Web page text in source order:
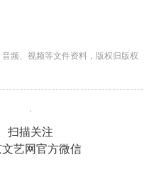
频、视频等文件资料，版权归版权
扫描关注
艺网官方微信